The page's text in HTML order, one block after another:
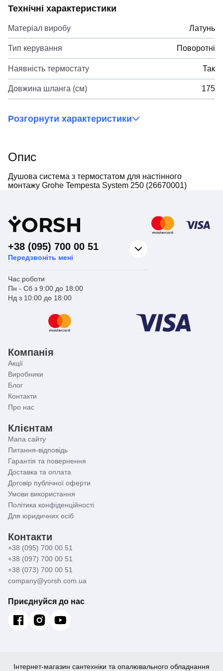
Технічні характеристики
Матеріал виробу Латунь
Тип керування Поворотні
Наявність термостату Так
Довжина шланга (см) 175
Розгорнути характеристики
Опис
Душова система з термостатом для настінного
монтажу Grohe Tempesta System 250 (26670001)
YORSH
+38 (095) 700 00 51
Передзвоніть мені
Час роботи
Пн - Сб з 9:00 до 18:00
Нд з 10:00 до 18:00
Компанія
Акції
Виробники
Блог
Контакти
Про нас
Клієнтам
Мапа сайту
Питання-відповідь
Гарантія та повернення
Доставка та оплата
Договір публічної оферти
Умови використання
Політика конфіденційності
Для юридичних осіб
Контакти
+38 (095) 700 00 51
+38 (097) 700 00 51
+38 (073) 700 00 51
company@yorsh.com.ua
Приєднуйся до нас
Інтернет-магазин сантехніки та опалювального обладнання